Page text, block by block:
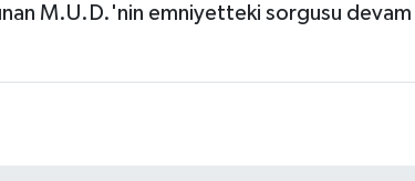
M.U.D.'nin emniyetteki sorgusu devam